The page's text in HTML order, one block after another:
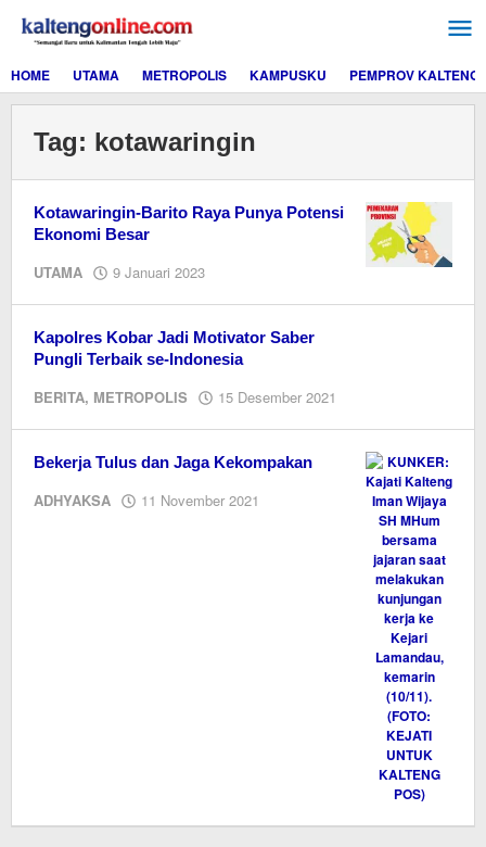
konten
HOME
UTAMA METROPOLIS KAMPUSKU PEMPROV KALTENG
Tag: kotawaringin
Kotawaringin-Barito Raya Punya Potensi
Ekonomi Besar
UTAMA 9 Januari 2023
Kapolres Kobar Jadi Motivator Saber
Pungli Terbaik se-Indonesia
BERITA, METROPOLIS 15 Desember 2021
kaltengonline.com
Bekerja Tulus dan Jaga Kekompakan
ADHYAKSA 11 November 2021